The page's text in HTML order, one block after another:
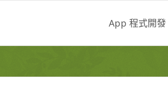
App 程式開發